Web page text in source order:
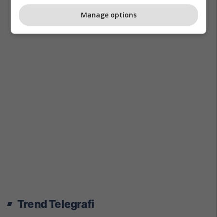
Trend Telegrafi
Manage options